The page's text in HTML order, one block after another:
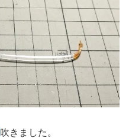
吹きました。